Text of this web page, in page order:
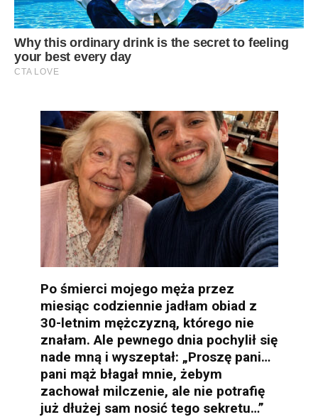
Po śmierci mojego męża przez
miesiąc codziennie jadłam obiad z
30-letnim mężczyzną, którego nie
znałam. Ale pewnego dnia pochylił się
nade mną i wyszeptał: „Proszę pani…
pani mąż błagał mnie, żebym
zachował milczenie, ale nie potrafię
już dłużej sam nosić tego sekretu…”